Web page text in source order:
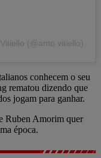
(@anto.vitiello)
conhecem o seu
rematou dizendo que
jogam para ganhar.
Ruben Amorim quer
época.